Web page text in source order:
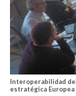
Interoperabilidad
estratégica Europea